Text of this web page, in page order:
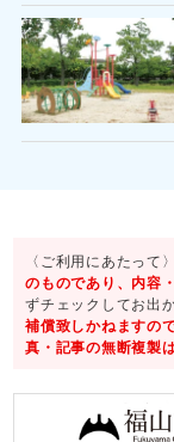
〈ご利用にあたっ
のものであり、内容
ずチェックしてお出
補償致しかねますの
真・記事の無断複製